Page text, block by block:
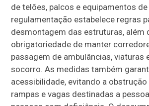
de telões, palcos e equipamentos de
regulamentação estabelece regras
desmontagem das estruturas, além
obrigatoriedade de manter
passagem de ambulâncias, viaturas
socorro. As medidas também
acessibilidade, evitando a
rampas e vagas destinadas a